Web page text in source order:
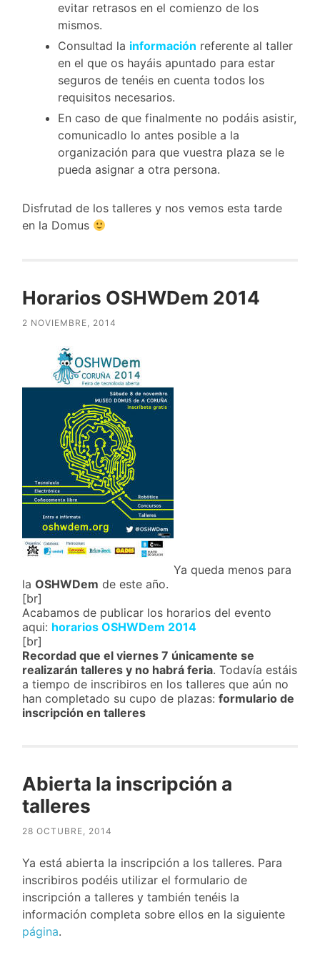
evitar retrasos en el comienzo de los
mismos.
Consultad la información referente al taller
en el que os hayáis apuntado para estar
seguros de tenéis en cuenta todos los
requisitos necesarios.
En caso de que finalmente no podáis asistir,
comunicadlo lo antes posible a la
organización para que vuestra plaza se le
pueda asignar a otra persona.
Disfrutad de los talleres y nos vemos esta tarde
en la Domus
Horarios OSHWDem 2014
2 NOVIEMBRE, 2014
Ya queda menos para
laOSHWDem de este año.
[br]
Acabamos de publicar los horarios del evento
aqui: horarios OSHWDem 2014
[br]
Recordad que el viernes 7 únicamente se
realizarán talleres y no habrá feria. Todavía estáis
a tiempo de inscribiros en los talleres que aún no
han completado su cupo de plazas:formulario de
inscripción en talleres
Abierta la inscripción a
talleres
28 OCTUBRE, 2014
Ya está abierta la inscripción a los talleres. Para
inscribiros podéis utilizar el formulario de
inscripción a talleres y también tenéis la
información completa sobre ellos en la siguiente
página.